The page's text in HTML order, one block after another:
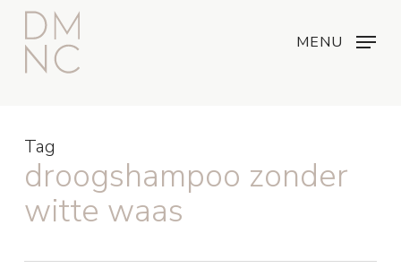
Skip
main
content
MENU
Tag
droogshampoo zonder
witte waas